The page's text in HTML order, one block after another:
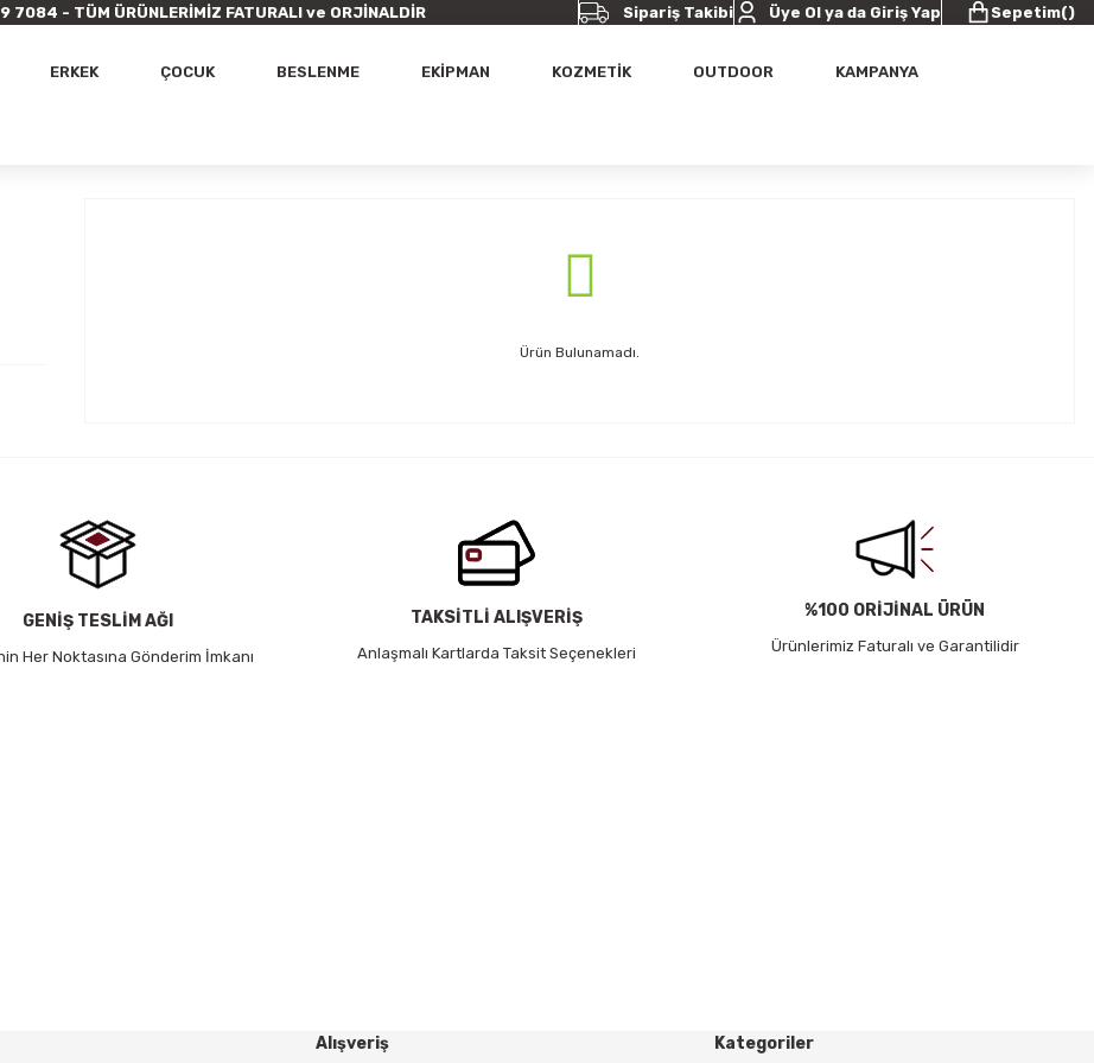
- TÜM ÜRÜNLERİMİZ FATURALI ve ORJİNALDİR Sipariş Takibi Üye Ol ya da Giriş Yap Sepetim()
ERKEK ÇOCUK BESLENME EKİPMAN KOZMETİK OUTDOOR KAMPANYA
Ürün Bulunamadı.
GENİŞ TESLİM AĞI
Her Noktasına Gönderim İmkanı
TAKSİTLİ ALIŞVERİŞ
Anlaşmalı Kartlarda Taksit Seçenekleri
%100 ORİJİNAL ÜRÜN
Ürünlerimiz Faturalı ve Garantilidir
Alışveriş Kategoriler